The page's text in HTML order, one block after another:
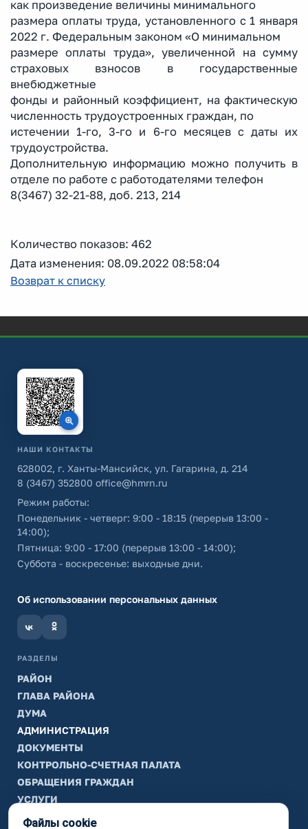
как произведение величины минимального
размера оплаты труда, установленного с 1 января
2022 г. Федеральным законом «О минимальном
размере оплаты труда», увеличенной на сумму
страховых взносов в государственные
внебюджетные
фонды и районный коэффициент, на фактическую
численность трудоустроенных граждан, по
истечении 1-го, 3-го и 6-го месяцев с даты их
трудоустройства.
Дополнительную информацию можно получить в
отделе по работе с работодателями телефон
8(3467) 32-21-88, доб. 213, 214
Количество показов: 462
Дата изменения: 08.09.2022 08:58:04
Возврат к списку
НАШИ КОНТАКТЫ
628002, г. Ханты-Мансийск, ул. Гагарина, д. 214
8 (3467) 352800 office@hmrn.ru
Режим работы:
Понедельник - четверг: 9:00 - 18:15 (перерыв 13:00 -
14:00);
Пятница: 9:00 - 17:00 (перерыв 13:00 - 14:00);
Суббота - воскресенье: выходные дни.
Об использовании персональных данных
РАЗДЕЛЫ
РАЙОН
ГЛАВА РАЙОНА
ДУМА
АДМИНИСТРАЦИЯ
ДОКУМЕНТЫ
КОНТРОЛЬНО-СЧЕТНАЯ ПАЛАТА
ОБРАЩЕНИЯ ГРАЖДАН
УСЛУГИ
ТИК
Файлы cookie